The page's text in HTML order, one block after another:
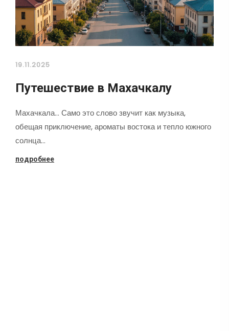
19.11.2025
Путешествие в Махачкалу
Махачкала... Само это слово звучит как музыка,
обещая приключение, ароматы востока и тепло южного
солнца…
подробнее